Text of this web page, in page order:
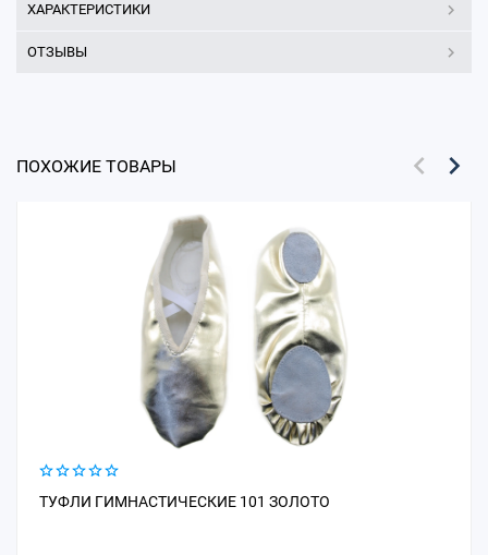
ХАРАКТЕРИСТИКИ
ОТЗЫВЫ
ПОХОЖИЕ ТОВАРЫ
ТУФЛИ ГИМНАСТИЧЕСКИЕ 101 ЗОЛОТО